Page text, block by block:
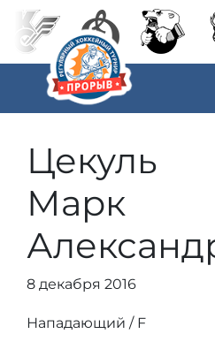
Цекуль
Марк
8 декабря 2016
Нападающий / F